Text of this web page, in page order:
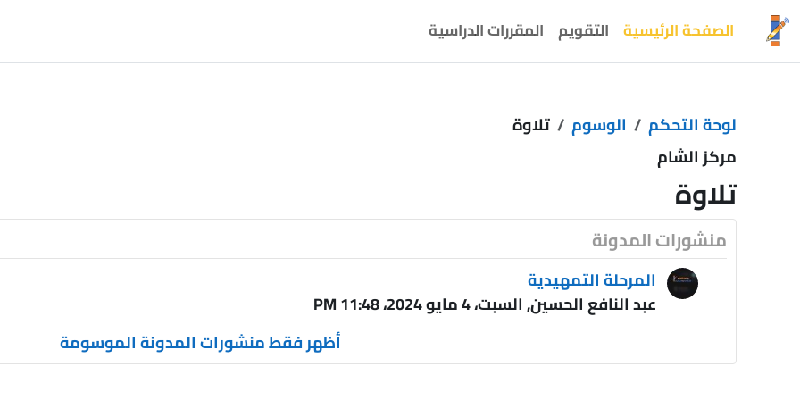
تخطى إلى المحتوى الرئيسي
الصفحة الرئيسية التقويم المقررات الدراسية
لوحة التحكم الوسوم
تلاوة
مركز الشام
تلاوة
منشورات المدونة
المرحلة التمهيدية
عبد النافع الحسين, السبت، 4 مايو 2024، 11:48 PM
أظهر فقط منشورات المدونة الموسومة